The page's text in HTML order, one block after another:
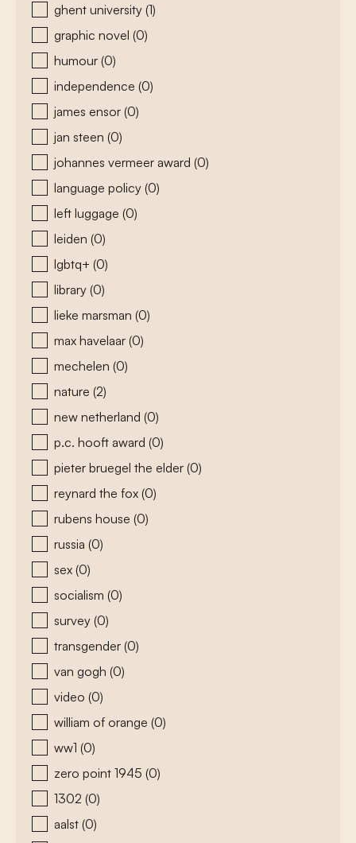
ghent university (1)
graphic novel (0)
humour (0)
independence (0)
james ensor (0)
jan steen (0)
johannes vermeer award (0)
language policy (0)
left luggage (0)
leiden (0)
lgbtq+ (0)
library (0)
lieke marsman (0)
max havelaar (0)
mechelen (0)
nature (2)
new netherland (0)
p.c. hooft award (0)
pieter bruegel the elder (0)
reynard the fox (0)
rubens house (0)
russia (0)
sex (0)
socialism (0)
survey (0)
transgender (0)
van gogh (0)
video (0)
william of orange (0)
ww1 (0)
zero point 1945 (0)
1302 (0)
aalst (0)